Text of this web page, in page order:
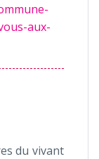
aux-
du vivant